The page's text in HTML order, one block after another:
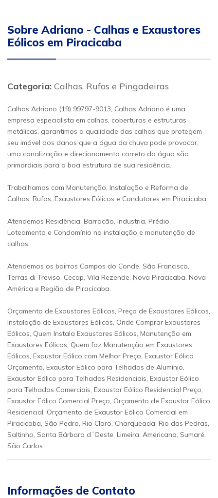
Sobre Adriano - Calhas e Exaustores
Eólicos em Piracicaba
Categoria: Calhas, Rufos e Pingadeiras
Calhas Adriano (19) 99797-9013, Calhas Adriano é uma
empresa especialista em calhas, coberturas e estruturas
metálicas, garantimos a qualidade das calhas que protegem
seu imóvel dos danos que a água da chuva pode provocar,
uma canalização e direcionamento correto da água são
primordiais para a boa estrutura de sua residência.
Trabalhamos com Manutenção, Instalação e Reforma de
Calhas, Rufos, Exaustores Eólicos e Condutores em Piracicaba.
Atendemos Residência, Barracão, Industria, Prédio,
Loteamento e Condomínio na instalação e manutenção de
calhas
Atendemos os bairros Campos do Conde, São Francisco,
Terras di Treviso, Cecap, Vila Rezende, Nova Piracicaba, Nova
América e Região de Piracicaba.
Orçamento de Exaustores Eólicos, Preço de Exaustores Eólicos,
Instalação de Exaustores Eólicos, Onde Comprar Exaustores
Eólicos, Quem Instala Exaustores Eólicos, Manutenção em
Exaustores Eólicos, Quem faz Manutenção em Exaustores
Eólicos, Exaustor Eólico com Melhor Preço, Exaustor Eólico
Orçamento, Exaustor Eólico para Telhados de Alumínio,
Exaustor Eólico para Telhados Residenciais, Exaustor Eólico
para Telhados Comerciais, Exaustor Eólico Residencial Preço,
Exaustor Eólico Comercial Preço, Orçamento de Exaustor Eólico
Residencial, Orçamento de Exaustor Eólico Comercial em
Piracicaba, São Pedro, Rio Claro, Charqueada, Rio das Pedras,
Saltinho, Santa Bárbara d´Oeste, Limeira, Americana, Sumaré,
São Carlos
Informações de Contato